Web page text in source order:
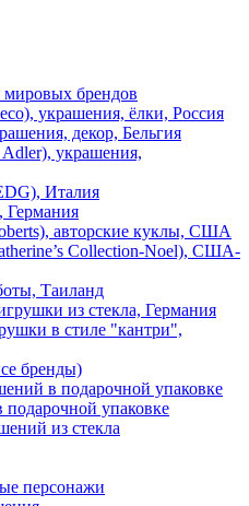
брендов
украшения, ёлки, Россия
декор, Бельгия
украшения,
Италия
Германия
авторские куклы, США
Collection-Noel), США-
Таиланд
из стекла, Германия
в стиле "кантри",
бренды)
в подарочной упаковке
упаковке
из стекла
персонажи